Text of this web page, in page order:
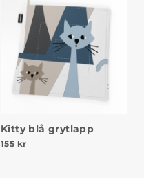
Kitty blå grytlapp
155 kr